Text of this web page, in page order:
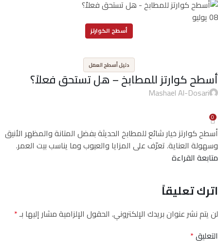
08 يوليو
أسطح الكوارتز
دليل أسطح العمل
أسطح كوارتز للمطابخ – هل تستحق فعلاً؟
Mashael Al-Dosari
0
أسطح كوارتز خيار شائع للمطابخ الحديثة بفضل المتانة والمظهر الأنيق
وسهولة العناية. تعرّف على المزايا والعيوب وما يناسب بيت العمر.
متابعة القراءة
اترك تعليقاً
لن يتم نشر عنوان بريدك الإلكتروني. الحقول الإلزامية مشار إليها بـ*
التعليق*